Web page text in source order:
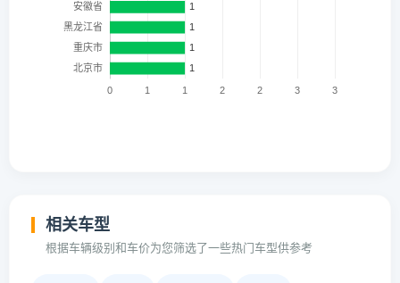
相关车型
根据车辆级别和车价为您筛选了一些热门车型供参考